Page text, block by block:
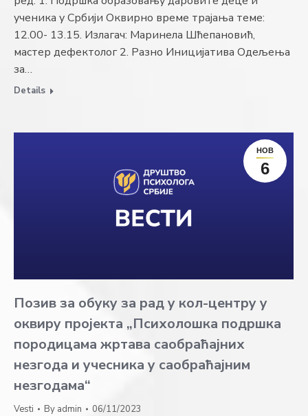
ученика у Србији Оквирно време трајања теме:
12.00- 13.15. Излагач: Маринела Шћепановић,
мастер дефектолог 2. Разно Иницијатива Одељења
за…
Details
НОВ
6
Позив за обуку за рад у кол-центру у
оквиру пројекта „Психолошка подршка
породицама жртава саобраћајних
незгода и учесника у саобраћајним
незгодама“
Vesti By admin 06/11/2023